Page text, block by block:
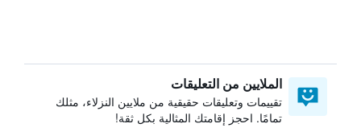
الملايين من التعليقات
تقييمات وتعليقات حقيقية من ملايين النزلاء، مثلك
تمامًا. احجز إقامتك المثالية بكل ثقة!